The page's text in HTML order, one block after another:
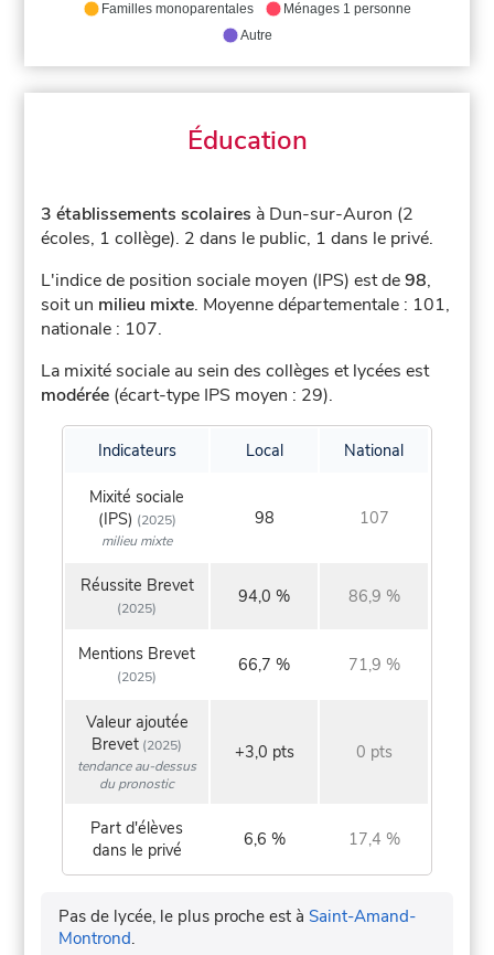
Familles monoparentales
Ménages 1 personne
Autre
Éducation
3 établissements scolaires à Dun-sur-Auron (2
écoles, 1 collège). 2 dans le public, 1 dans le privé.
L'indice de position sociale moyen (IPS) est de98,
soit un milieu mixte. Moyenne départementale : 101,
nationale : 107.
La mixité sociale au sein des collèges et lycées est
modérée (écart-type IPS moyen : 29).
Indicateurs Local National
Mixité sociale
(IPS) (2025)
milieu mixte
98 107
Réussite Brevet
(2025)
94,0 % 86,9 %
Mentions Brevet
(2025)
66,7 % 71,9 %
Valeur ajoutée
Brevet (2025)
tendance au-dessus
du pronostic
+3,0 pts 0 pts
Part d'élèves
dans le privé
6,6 % 17,4 %
Pas de lycée, le plus proche est àSaint-Amand-
Montrond.